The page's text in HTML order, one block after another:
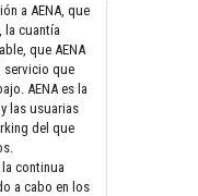
a AENA, que
la cuantía
que AENA
servicio que
AENA es la
las usuarias
del que
continua
a cabo en los